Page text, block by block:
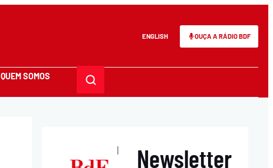
ENGLISH OUÇA A RÁDIO BDF
QUEM SOMOS
| Newsletter